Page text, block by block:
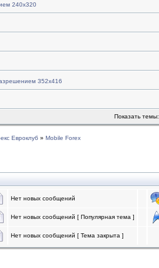
240x320
352х416
Показать темы:
Евроклуб » Mobile Forex
Нет новых сообщений
Нет новых сообщений [ Популярная тема ]
Нет новых сообщений [ Тема закрыта ]